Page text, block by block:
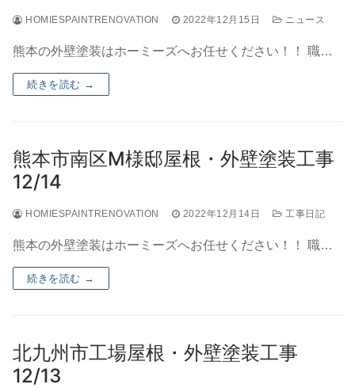
HOMIESPAINTRENOVATION 2022年12月15日 ニュース
熊本の外壁塗装はホーミーズへお任せください！！ 職…
続きを読む →
熊本市南区M様邸屋根・外壁塗装工事
12/14
HOMIESPAINTRENOVATION 2022年12月14日 工事日記
熊本の外壁塗装はホーミーズへお任せください！！ 職…
続きを読む →
北九州市工場屋根・外壁塗装工事
12/13